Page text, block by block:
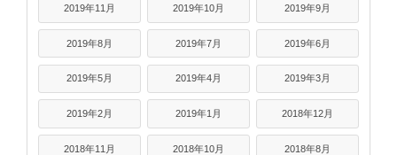
2019年11月 2019年10月 2019年9月
2019年8月 2019年7月 2019年6月
2019年5月 2019年4月 2019年3月
2019年2月 2019年1月 2018年12月
2018年11月 2018年10月 2018年8月